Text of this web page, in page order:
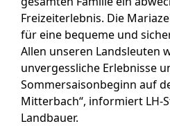
Freizeiterlebnis. Die
für eine bequeme und
Allen unseren Landsleuten
unvergessliche Erlebnisse
Sommersaisonbeginn auf
Mitterbach“, informiert LH-
Landbauer.